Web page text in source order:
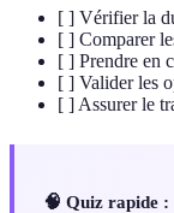
[ ] Vérifier la
[ ] Comparer
[ ] Prendre en
[ ] Valider les
[ ] Assurer le
🧠 Quiz rapide :